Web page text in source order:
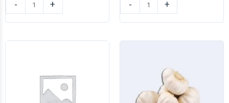
-
পাতা
100gm
+ -
500g
quantity
+